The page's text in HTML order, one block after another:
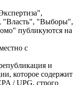
"Власть", "Выборы",
публикуются на
с
и
которое содержит
/ UPG, строго